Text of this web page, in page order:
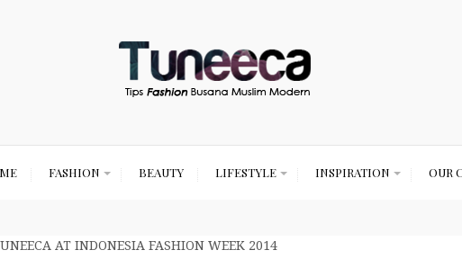
FASHION BEAUTY LIFESTYLE INSPIRATION OUR
AT INDONESIA FASHION WEEK 2014